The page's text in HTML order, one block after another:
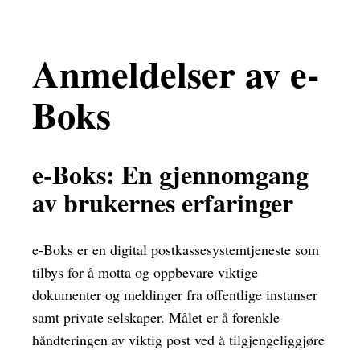
Anmeldelser av e-
Boks
e-Boks: En gjennomgang
av brukernes erfaringer
e-Boks er en digital postkassesystemtjeneste som
tilbys for å motta og oppbevare viktige
dokumenter og meldinger fra offentlige instanser
samt private selskaper. Målet er å forenkle
håndteringen av viktig post ved å tilgjengeliggjøre